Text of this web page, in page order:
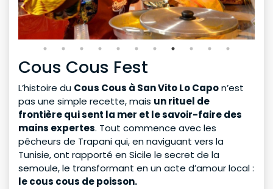
Cous Cous Fest
L’histoire du Cous Cous à San Vito Lo Capon’est
pas une simple recette, mais un rituel de
frontière qui sent la mer et le savoir-faire des
mains expertes. Tout commence avec les
pêcheurs de Trapani qui, en naviguant vers la
Tunisie, ont rapporté en Sicile le secret de la
semoule, le transformant en un acte d’amour local :
le cous cous de poisson.